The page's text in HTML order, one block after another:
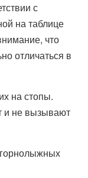
с
на таблице
что
отличаться в
на стопы.
и не вызывают
горнолыжных